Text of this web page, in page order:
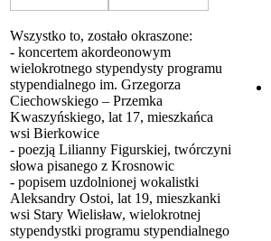
Wszystko to, zostało okraszone:
- koncertem akordeonowym
wielokrotnego stypendysty programu
stypendialnego im. Grzegorza
Ciechowskiego – Przemka
Kwaszyńskiego, lat 17, mieszkańca
wsi Bierkowice
- poezją Lilianny Figurskiej, twórczyni
słowa pisanego z Krosnowic
- popisem uzdolnionej wokalistki
Aleksandry Ostoi, lat 19, mieszkanki
wsi Stary Wielisław, wielokrotnej
stypendystki programu stypendialnego